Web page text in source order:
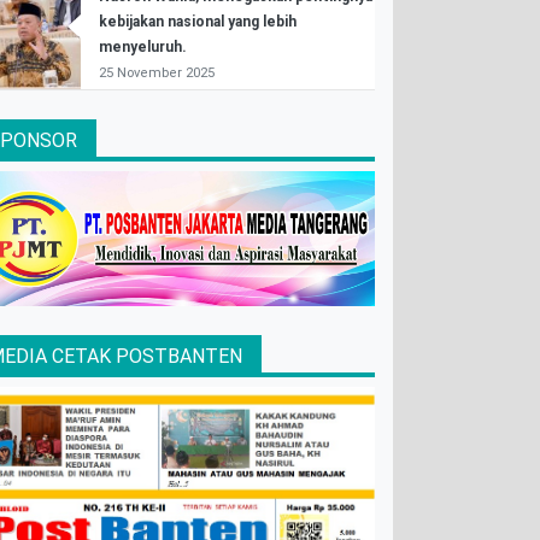
kebijakan nasional yang lebih
menyeluruh.
25 November 2025
CETAK POSTBANTEN